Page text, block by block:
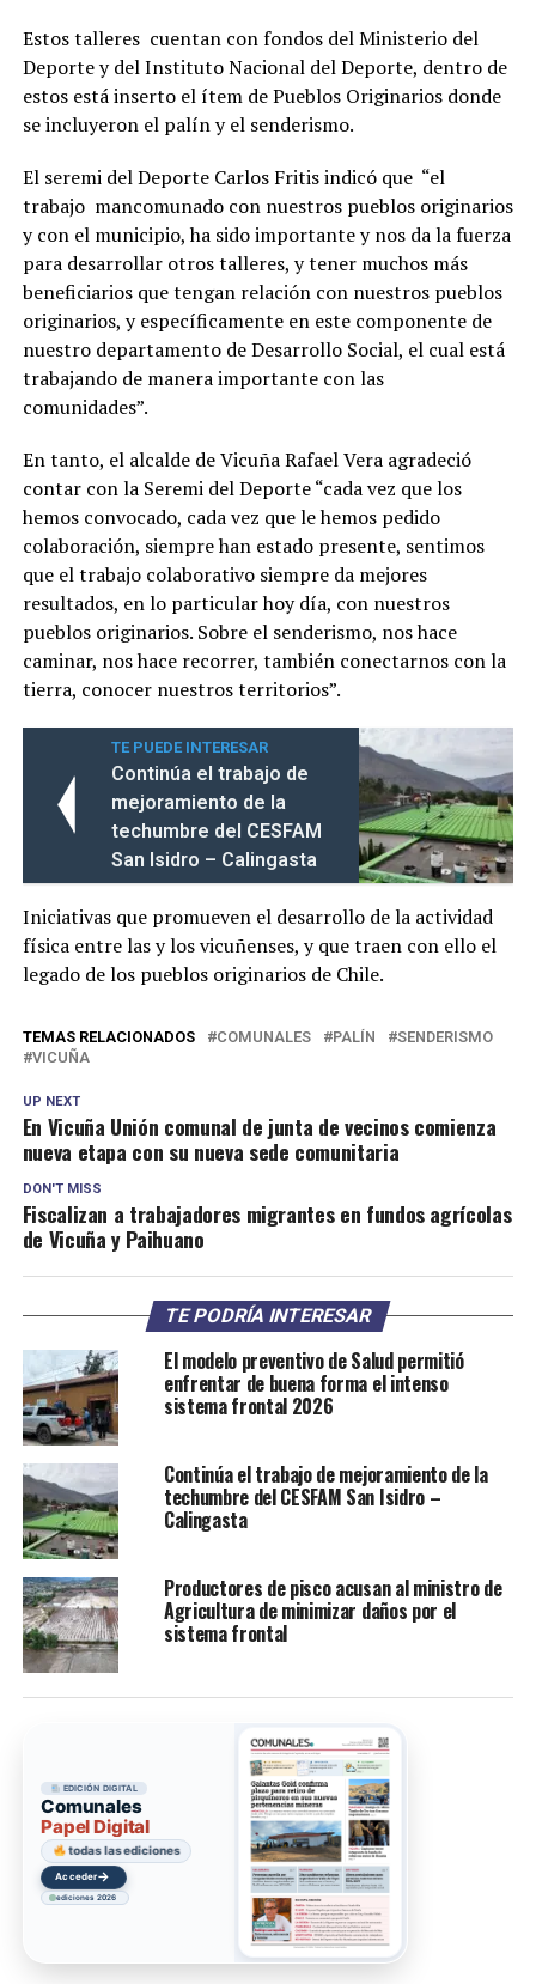
Estos talleres cuentan con fondos del Ministerio del
Deporte y del Instituto Nacional del Deporte, dentro de
estos está inserto el ítem de Pueblos Originarios donde
se incluyeron el palín y el senderismo.
El seremi del Deporte Carlos Fritis indicó que “el
trabajo mancomunado con nuestros pueblos originarios
y con el municipio, ha sido importante y nos da la fuerza
para desarrollar otros talleres, y tener muchos más
beneficiarios que tengan relación con nuestros pueblos
originarios, y específicamente en este componente de
nuestro departamento de Desarrollo Social, el cual está
trabajando de manera importante con las
comunidades”.
En tanto, el alcalde de Vicuña Rafael Vera agradeció
contar con la Seremi del Deporte “cada vez que los
hemos convocado, cada vez que le hemos pedido
colaboración, siempre han estado presente, sentimos
que el trabajo colaborativo siempre da mejores
resultados, en lo particular hoy día, con nuestros
pueblos originarios. Sobre el senderismo, nos hace
caminar, nos hace recorrer, también conectarnos con la
tierra, conocer nuestros territorios”.
TE PUEDE INTERESAR
Continúa el trabajo de
mejoramiento de la
techumbre del CESFAM
San Isidro – Calingasta
Iniciativas que promueven el desarrollo de la actividad
física entre las y los vicuñenses, y que traen con ello el
legado de los pueblos originarios de Chile.
TEMAS RELACIONADOS COMUNALES PALÍN
SENDERISMO
VICUÑA
UP NEXT
En Vicuña Unión comunal de junta de vecinos comienza
nueva etapa con su nueva sede comunitaria
DON'T MISS
Fiscalizan a trabajadores migrantes en fundos agrícolas
de Vicuña y Paihuano
TE PODRÍA INTERESAR
El modelo preventivo de Salud permitió
enfrentar de buena forma el intenso
sistema frontal 2026
Continúa el trabajo de mejoramiento de la
techumbre del CESFAM San Isidro –
Calingasta
Productores de pisco acusan al ministro de
Agricultura de minimizar daños por el
sistema frontal
EDICIÓN DIGITAL
Comunales
Papel Digital
todas las ediciones
Acceder→
ediciones 2026